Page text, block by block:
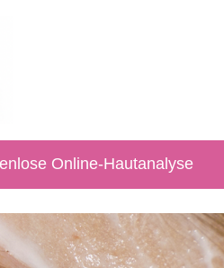
Online-Hautanalyse